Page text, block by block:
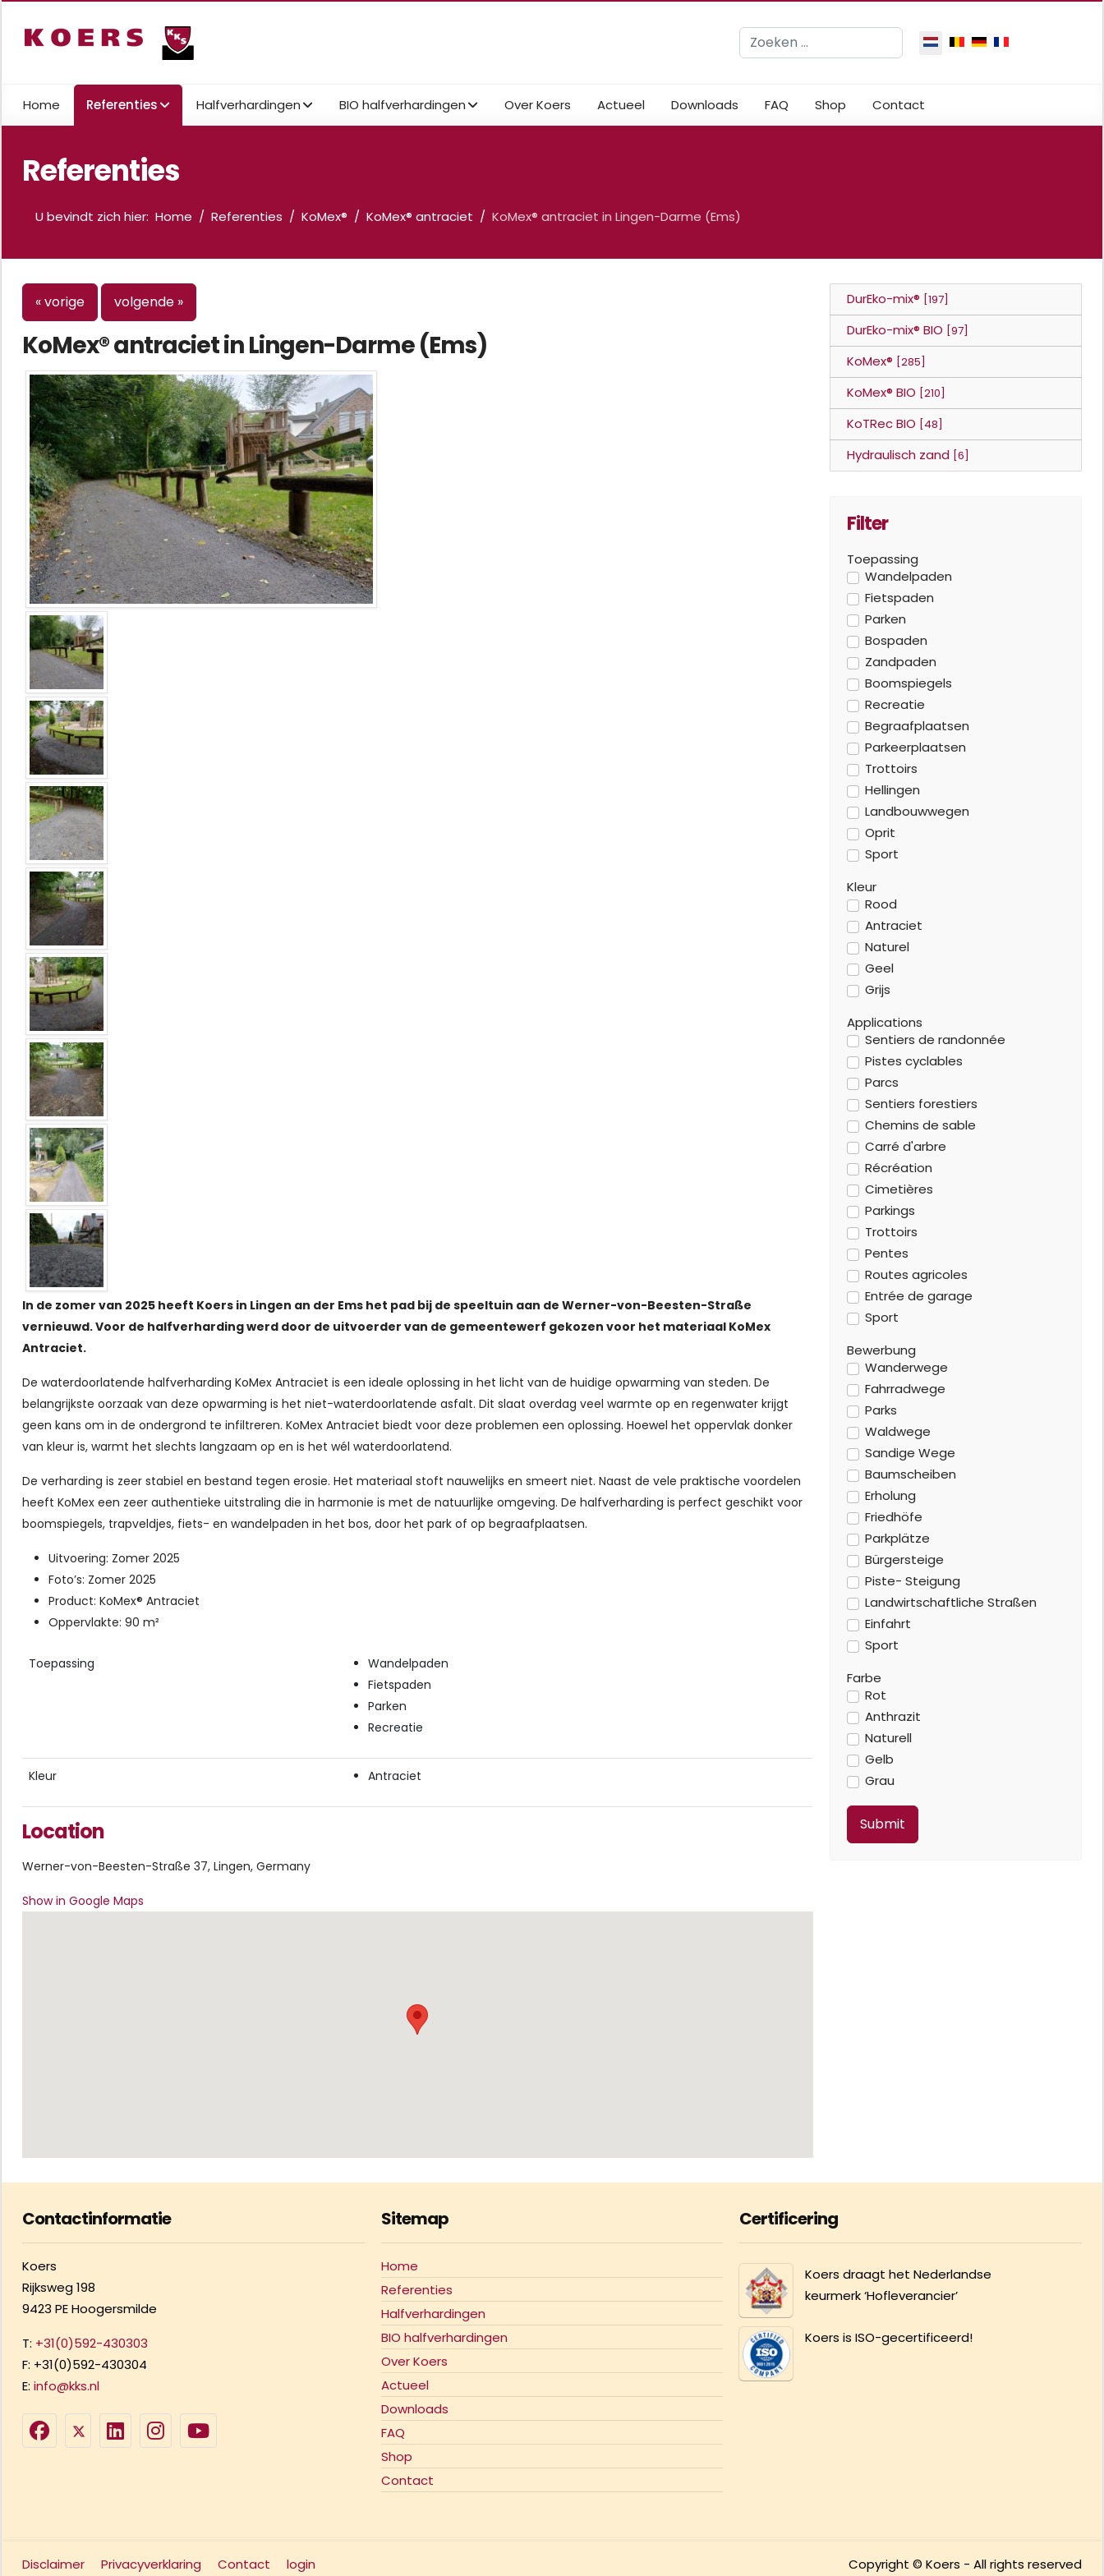
Zoeken Selecteer de taal
Home Referenties Halfverhardingen BIO halfverhardingen Over Koers Actueel Downloads FAQ Shop Contact
Referenties
U bevindt zich hier: Home Referenties KoMex® KoMex® antraciet KoMex® antraciet in Lingen-Darme (Ems)
« vorige volgende »
KoMex® antraciet in Lingen-Darme (Ems)
In de zomer van 2025 heeft Koers in Lingen an der Ems het pad bij de speeltuin aan de Werner-von-Beesten-Straße
vernieuwd. Voor de halfverharding werd door de uitvoerder van de gemeentewerf gekozen voor het materiaal KoMex
Antraciet.
De waterdoorlatende halfverharding KoMex Antraciet is een ideale oplossing in het licht van de huidige opwarming van steden. De
belangrijkste oorzaak van deze opwarming is het niet-waterdoorlatende asfalt. Dit slaat overdag veel warmte op en regenwater krijgt
geen kans om in de ondergrond te infiltreren. KoMex Antraciet biedt voor deze problemen een oplossing. Hoewel het oppervlak donker
van kleur is, warmt het slechts langzaam op en is het wél waterdoorlatend.
De verharding is zeer stabiel en bestand tegen erosie. Het materiaal stoft nauwelijks en smeert niet. Naast de vele praktische voordelen
heeft KoMex een zeer authentieke uitstraling die in harmonie is met de natuurlijke omgeving. De halfverharding is perfect geschikt voor
boomspiegels, trapveldjes, fiets- en wandelpaden in het bos, door het park of op begraafplaatsen.
Uitvoering: Zomer 2025
Foto’s: Zomer 2025
Product: KoMex® Antraciet
Oppervlakte: 90 m²
Toepassing
Wandelpaden
Fietspaden
Parken
Recreatie
Kleur Antraciet
Location
Werner-von-Beesten-Straße 37, Lingen, Germany
Show in Google Maps
DurEko-mix® [197]
DurEko-mix® BIO [97]
KoMex® [285]
KoMex® BIO [210]
KoTRec BIO [48]
Hydraulisch zand [6]
Filter
Toepassing
Wandelpaden
Fietspaden
Parken
Bospaden
Zandpaden
Boomspiegels
Recreatie
Begraafplaatsen
Parkeerplaatsen
Trottoirs
Hellingen
Landbouwwegen
Oprit
Sport
Kleur
Rood
Antraciet
Naturel
Geel
Grijs
Applications
Sentiers de randonnée
Pistes cyclables
Parcs
Sentiers forestiers
Chemins de sable
Carré d'arbre
Récréation
Cimetières
Parkings
Trottoirs
Pentes
Routes agricoles
Entrée de garage
Sport
Bewerbung
Wanderwege
Fahrradwege
Parks
Waldwege
Sandige Wege
Baumscheiben
Erholung
Friedhöfe
Parkplätze
Bürgersteige
Piste- Steigung
Landwirtschaftliche Straßen
Einfahrt
Sport
Farbe
Rot
Anthrazit
Naturell
Gelb
Grau
Contactinformatie
Koers
Rijksweg 198
9423 PE Hoogersmilde
T: +31(0)592-430303
F: +31(0)592-430304
E: info@kks.nl
Sitemap
Home
Referenties
Halfverhardingen
BIO halfverhardingen
Over Koers
Actueel
Downloads
FAQ
Shop
Contact
Certificering
Koers draagt het Nederlandse
keurmerk ‘Hofleverancier’
Koers is ISO-gecertificeerd!
Disclaimer Privacyverklaring Contact login Copyright © Koers - All rights reserved